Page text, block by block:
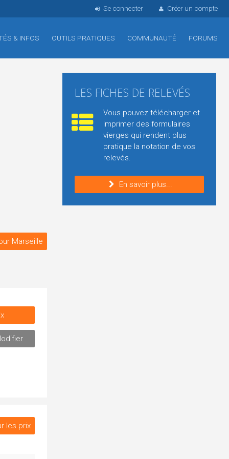
Se connecter Créer un compte
& INFOS OUTILS PRATIQUES COMMUNAUTÉ FORUMS
Marseille
les prix
LES FICHES DE RELEVÉS
Vous pouvez télécharger et
imprimer des formulaires
vierges qui rendent plus
pratique la notation de vos
relevés.
En savoir plus...